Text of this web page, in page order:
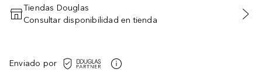
AÑADIR AL CARRITO
Tiendas Douglas
Consultar disponibilidad en tienda
Enviado por